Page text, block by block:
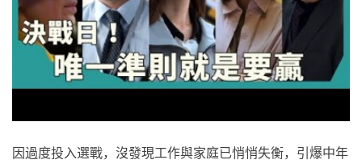
因過度投入選戰，沒發現工作與家庭已悄悄失衡，引爆中年